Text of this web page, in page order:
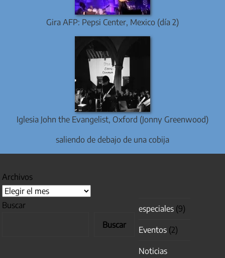
Gira AFP: Pepsi Center, Mexico (día 2)
Iglesia John the Evangelist, Oxford (Jonny Greenwood)
saliendo de debajo de una cobija
Archivos
Buscar
Buscar
especiales (9)
Eventos (2)
Noticias